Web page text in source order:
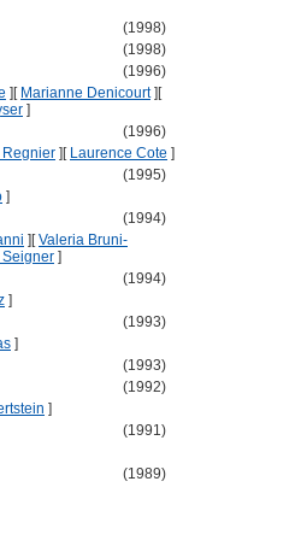
(1998)
(1998)
(1996)
] [ Marianne Denicourt] [
]
(1996)
Regnier ] [ Laurence Cote ]
(1995)
]
(1994)
] [Valeria Bruni-
Seigner ]
(1994)
]
(1993)
]
(1993)
(1992)
]
(1991)
(1989)